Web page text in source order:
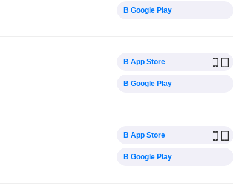
В Google Play
В App Store
В Google Play
В App Store
В Google Play